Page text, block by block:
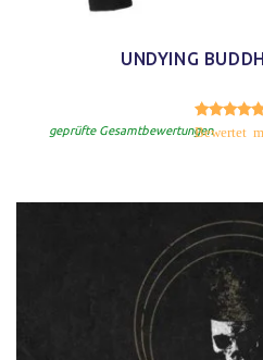
UNDYING
Bewertet
geprüfte Gesamtbewertungen